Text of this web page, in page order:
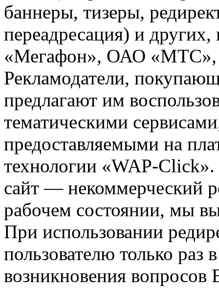
баннеры, тизеры,
переадресация) и
«Мегафон», ОАО «МТС»,
Рекламодатели,
предлагают им
тематическими
предоставляемыми на
технологии «WAP-
сайт — некоммерческий
рабочем состоянии, мы
При использовании
пользователю только раз
возникновения вопросов